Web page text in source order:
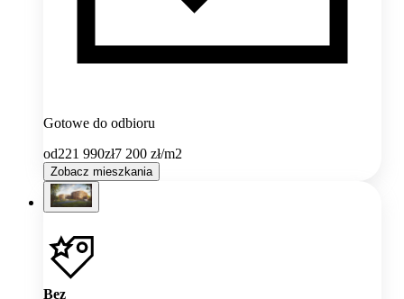
Gotowe do odbioru
od221 990zł7 200 zł/m2
Zobacz mieszkania
Bez